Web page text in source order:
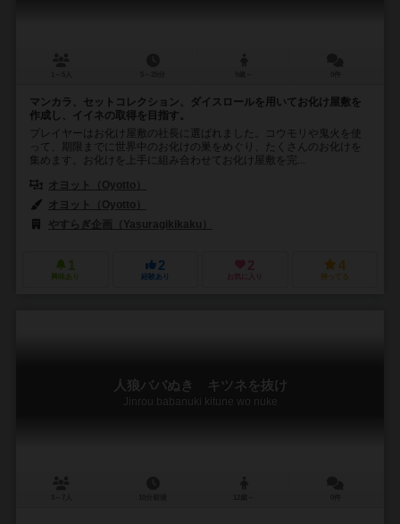
マンカラ、セットコレクション、ダイスロールを用いてお化け屋敷を
作成し、イイネの取得を目指す。
プレイヤーはお化け屋敷の社長に選ばれました。コウモリや鬼火を使
って、期限までに世界中のお化けの巣をめぐり、たくさんのお化けを
集めます。お化けを上手に組み合わせてお化け屋敷を完...
オヨット（Oyotto）
オヨット（Oyotto）
やすらぎ企画（Yasuragikikaku）
1
興味あり
2
経験あり
2
お気に入り
4
持ってる
人狼ババぬき キツネを抜け
Jinrou babanuki kitune wo nuke